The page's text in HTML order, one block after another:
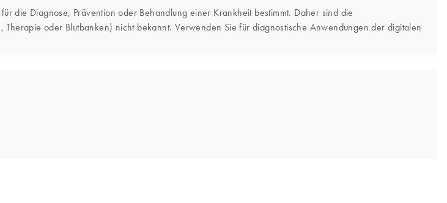
die Diagnose, Prävention oder Behandlung einer Krankheit bestimmt. Daher sind die
Therapie oder Blutbanken) nicht bekannt. Verwenden Sie für diagnostische Anwendungen der digitalen